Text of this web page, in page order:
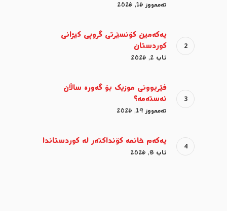
تەممووز 16, 2026
یەکەمین کۆنسێرتی گروپی کیژانی
کوردستان
ئاب 2, 2026
فێربوونی موزیک بۆ گەورە ساڵان
ئەستەمە؟
تەممووز 19, 2026
یەکەم خانمە کۆنداکتەر لە کوردستاندا
ئاب 8, 2026